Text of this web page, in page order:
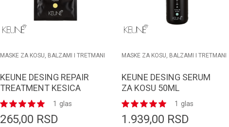
MASKE ZA KOSU, BALZAMI I TRETMANI
KEUNE DESING REPAIR
TREATMENT KESICA
20ML
glas
1
265,00 RSD
MASKE ZA KOSU, BALZAMI I TRETMANI
KEUNE DESING SERUM
ZA KOSU 50ML
glas
1
1.939,00 RSD